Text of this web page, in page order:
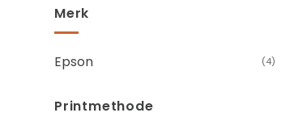
Merk
Epson (4)
Printmethode